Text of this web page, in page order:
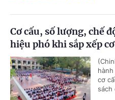
Cơ cấu, số lượng, chế
hiệu phó khi sắp xếp
cơ
sách